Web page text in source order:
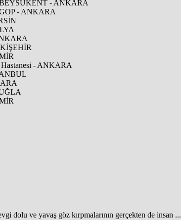
BEYSUKENT - ANKARA
- ANKARA
- ANKARA
dolu ve yavaş göz kırpmalarının gerçekten de insan ...